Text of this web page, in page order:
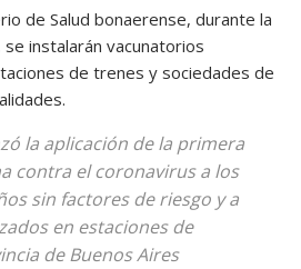
de Salud bonaerense, durante la
instalarán vacunatorios
de trenes y sociedades de
la aplicación de la primera
contra el coronavirus a los
sin factores de riesgo y a
en estaciones de
de Buenos Aires